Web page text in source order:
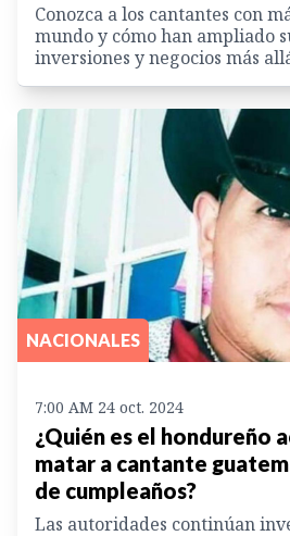
Conozca a los cantantes con
mundo y cómo han ampliado
inversiones y negocios más
NACIONALES
7:00 AM 24 oct. 2024
¿Quién es el hondureño
matar a cantante
de cumpleaños?
Las autoridades continúan